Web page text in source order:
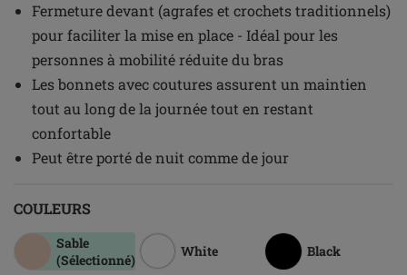
Fermeture devant (agrafes et crochets traditionnels)
pour faciliter la mise en place - Idéal pour les
personnes à mobilité réduite du bras
Les bonnets avec coutures assurent un maintien
tout au long de la journée tout en restant
confortable
Peut être porté de nuit comme de jour
COULEURS
Sable
(Sélectionné)
White Black